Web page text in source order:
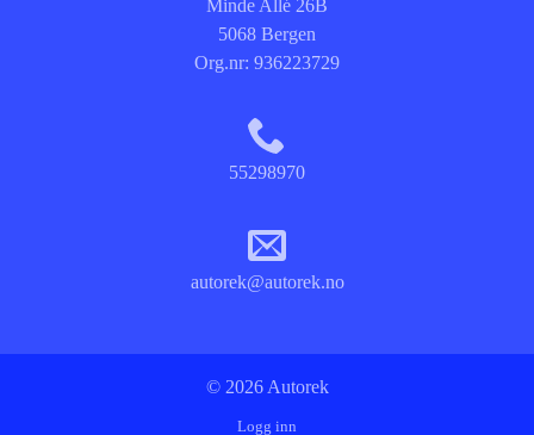
Minde Allé 26B
5068 Bergen
Org.nr: 936223729
55298970
autorek@autorek.no
© 2026 Autorek
Logg inn